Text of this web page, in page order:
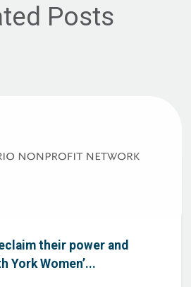
Posts
their power and
York Women’...